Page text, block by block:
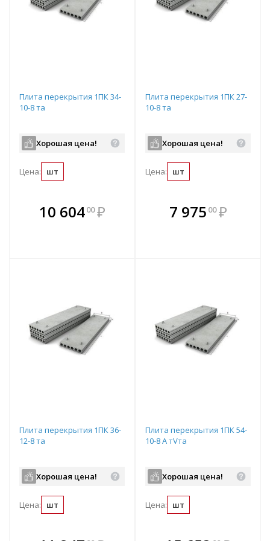
Плита перекрытия 1ПК 34-
10-8 та
Хорошая цена!
Цена: шт
10 60400 ₽
В комплекте
всегда выгоднее!
Плита перекрытия 1ПК 27-
10-8 та
Хорошая цена!
Цена: шт
В комплекте
всегда выгоднее!
7 975 00 ₽
Плита перекрытия 1ПК 36-
12-8 та
Хорошая цена!
Цена: шт
Плита перекрытия 1ПК 54-
10-8 А тVта
Хорошая цена!
Цена: шт